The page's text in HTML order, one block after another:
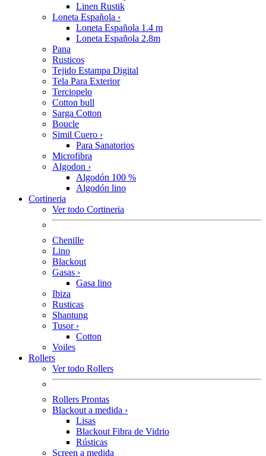
Linen Rustik
Loneta Española ›
Loneta Española 1.4 m
Loneta Española 2.8m
Pana
Rusticos
Tejido Estampa Digital
Tela Para Exterior
Terciopelo
Cotton bull
Sarga Cotton
Boucle
Simil Cuero ›
Para Sanatorios
Microfibra
Algodon ›
Algodón 100 %
Algodón lino
Cortineria
Ver todo Cortineria
Chenille
Lino
Blackout
Gasas ›
Gasa lino
Ibiza
Rusticas
Shantung
Tusor ›
Cotton
Voiles
Rollers
Ver todo Rollers
Rollers Prontas
Blackout a medida ›
Lisas
Blackout Fibra de Vidrio
Rústicas
Screen a medida